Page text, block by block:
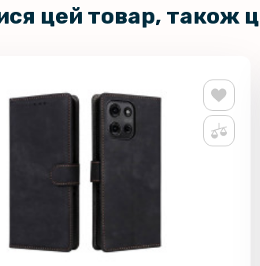
Захисне
Infinix Hot
Захисне
Hot 50i
Захисне
цей товар, також